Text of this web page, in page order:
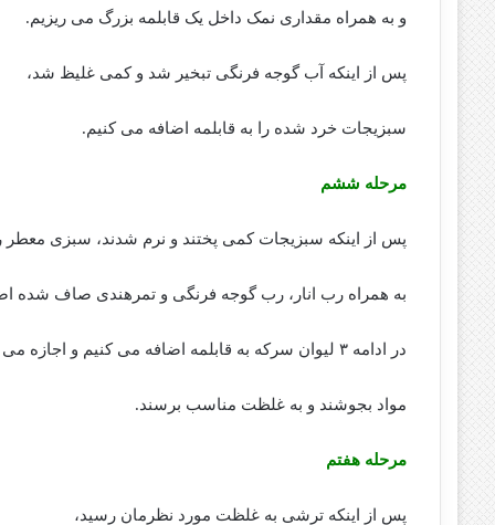
و به همراه مقداری نمک داخل یک قابلمه بزرگ می ریزیم.
پس از اینکه آب گوجه فرنگی تبخیر شد و کمی غلیظ شد،
سبزیجات خرد شده را به قابلمه اضافه می کنیم.
مرحله ششم
پس از اینکه سبزیجات کمی پختند و نرم شدند، سبزی معطر
به همراه رب انار، رب گوجه فرنگی و تمرهندی صاف شده
در ادامه ۳ لیوان سرکه به قابلمه اضافه می کنیم و اجازه می دهیم،
مواد بجوشند و به غلظت مناسب برسند.
مرحله هفتم
پس از اینکه ترشی به غلظت مورد نظرمان رسید،